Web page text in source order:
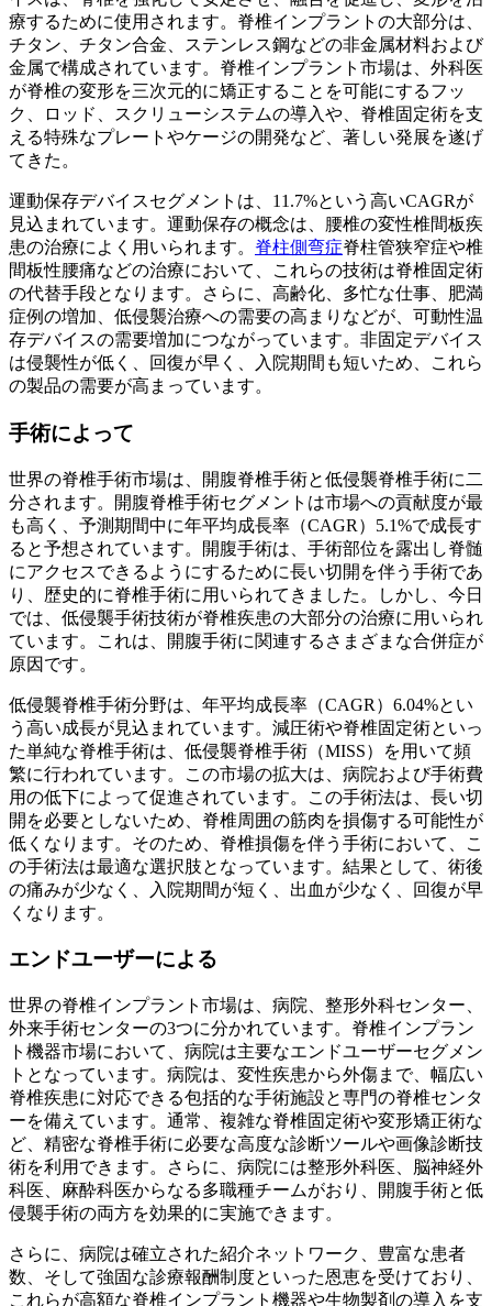
療するために使用されます。脊椎インプラントの大部分は、
チタン、チタン合金、ステンレス鋼などの非金属材料および
金属で構成されています。脊椎インプラント市場は、外科医
が脊椎の変形を三次元的に矯正することを可能にするフッ
ク、ロッド、スクリューシステムの導入や、脊椎固定術を支
える特殊なプレートやケージの開発など、著しい発展を遂げ
てきた。
運動保存デバイスセグメントは、11.7%という高いCAGRが
見込まれています。運動保存の概念は、腰椎の変性椎間板疾
患の治療によく用いられます。 脊柱側弯症脊柱管狭窄症や椎
間板性腰痛などの治療において、これらの技術は脊椎固定術
の代替手段となります。さらに、高齢化、多忙な仕事、肥満
症例の増加、低侵襲治療への需要の高まりなどが、可動性温
存デバイスの需要増加につながっています。非固定デバイス
は侵襲性が低く、回復が早く、入院期間も短いため、これら
の製品の需要が高まっています。
手術によって
世界の脊椎手術市場は、開腹脊椎手術と低侵襲脊椎手術に二
分されます。開腹脊椎手術セグメントは市場への貢献度が最
も高く、予測期間中に年平均成長率（CAGR）5.1%で成長す
ると予想されています。開腹手術は、手術部位を露出し脊髄
にアクセスできるようにするために長い切開を伴う手術であ
り、歴史的に脊椎手術に用いられてきました。しかし、今日
では、低侵襲手術技術が脊椎疾患の大部分の治療に用いられ
ています。これは、開腹手術に関連するさまざまな合併症が
原因です。
低侵襲脊椎手術分野は、年平均成長率（CAGR）6.04%とい
う高い成長が見込まれています。減圧術や脊椎固定術といっ
た単純な脊椎手術は、低侵襲脊椎手術（MISS）を用いて頻
繁に行われています。この市場の拡大は、病院および手術費
用の低下によって促進されています。この手術法は、長い切
開を必要としないため、脊椎周囲の筋肉を損傷する可能性が
低くなります。そのため、脊椎損傷を伴う手術において、こ
の手術法は最適な選択肢となっています。結果として、術後
の痛みが少なく、入院期間が短く、出血が少なく、回復が早
くなります。
エンドユーザーによる
世界の脊椎インプラント市場は、病院、整形外科センター、
外来手術センターの3つに分かれています。脊椎インプラン
ト機器市場において、病院は主要なエンドユーザーセグメン
トとなっています。病院は、変性疾患から外傷まで、幅広い
脊椎疾患に対応できる包括的な手術施設と専門の脊椎センタ
ーを備えています。通常、複雑な脊椎固定術や変形矯正術な
ど、精密な脊椎手術に必要な高度な診断ツールや画像診断技
術を利用できます。さらに、病院には整形外科医、脳神経外
科医、麻酔科医からなる多職種チームがおり、開腹手術と低
侵襲手術の両方を効果的に実施できます。
さらに、病院は確立された紹介ネットワーク、豊富な患者
数、そして強固な診療報酬制度といった恩恵を受けており、
これらが高額な脊椎インプラント機器や生物製剤の導入を支